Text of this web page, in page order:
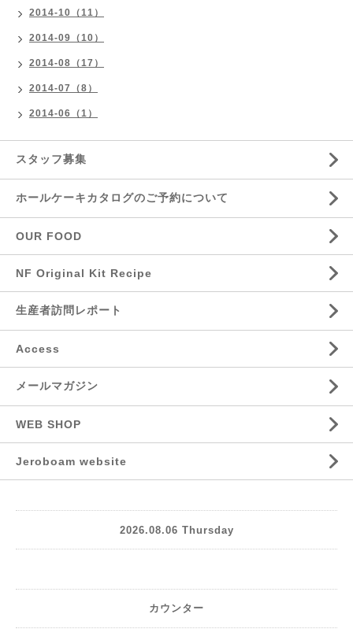
2014-10（11）
2014-09（10）
2014-08（17）
2014-07（8）
2014-06（1）
スタッフ募集
ホールケーキカタログのご予約について
OUR FOOD
NF Original Kit Recipe
生産者訪問レポート
Access
メールマガジン
WEB SHOP
Jeroboam website
2026.08.06 Thursday
カウンター